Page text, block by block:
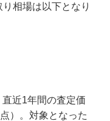
相場は以下となり
近1年間の査定価
）。対象となった